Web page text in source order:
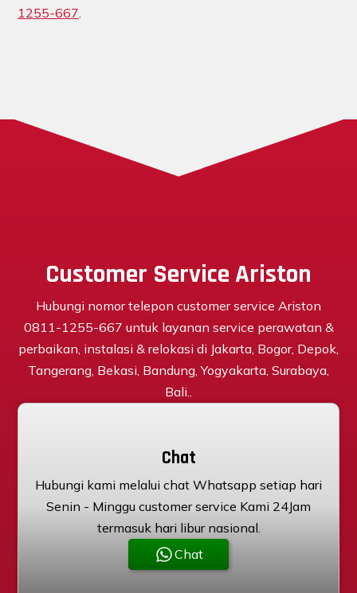
1255-667.
Customer Service Ariston
Hubungi nomor telepon customer service Ariston
0811-1255-667 untuk layanan service perawatan &
perbaikan, instalasi & relokasi di Jakarta, Bogor, Depok,
Tangerang, Bekasi, Bandung, Yogyakarta, Surabaya,
Bali..
Chat
Hubungi kami melalui chat Whatsapp setiap hari
Senin - Minggu customer service Kami 24Jam
termasuk hari libur nasional.
Chat